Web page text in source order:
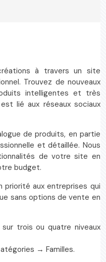
à travers un site
Trouvez de nouveaux
intelligentes et très
lié aux réseaux sociaux
de produits, en partie
et détaillée. Nous
de votre site en
budget.
priorité aux entreprises qui
sans options de vente en
trois ou quatre niveaux
→ Familles.